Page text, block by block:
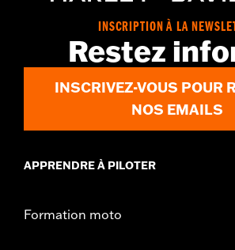
Polycarbonate à revêtement dur
26.75 Inches
Dans la boîte:Pare-brise uniquement
Hauteur totale du pare-brise:6.0
INSCRIPTION À LA
Restez
INSCRIVEZ-VOUS POUR
NOS EMAILS
APPRENDRE À PILOTER
Formation moto